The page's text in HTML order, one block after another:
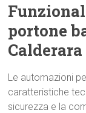
portone
Le automazioni
caratteristiche
sicurezza e la